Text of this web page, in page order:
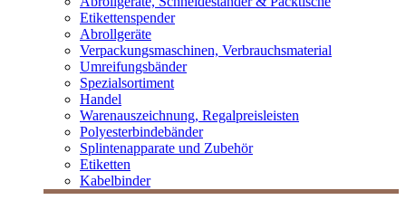
Etikettenspender
Abrollgeräte
Verpackungsmaschinen, Verbrauchsmaterial
Umreifungsbänder
Spezialsortiment
Handel
Warenauszeichnung, Regalpreisleisten
Polyesterbindebänder
Splintenapparate und Zubehör
Etiketten
Kabelbinder